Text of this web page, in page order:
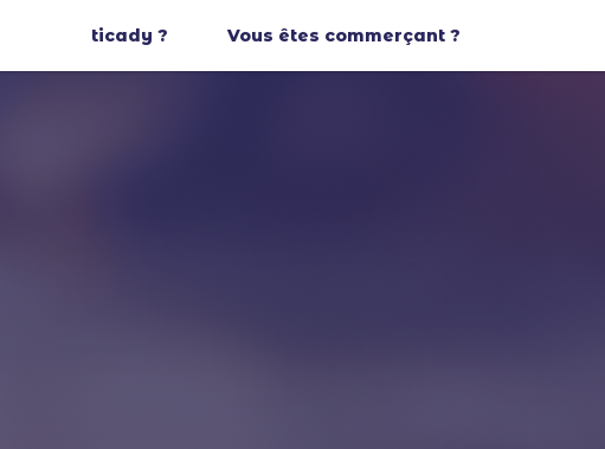
ticady ? Vous êtes commerçant ?